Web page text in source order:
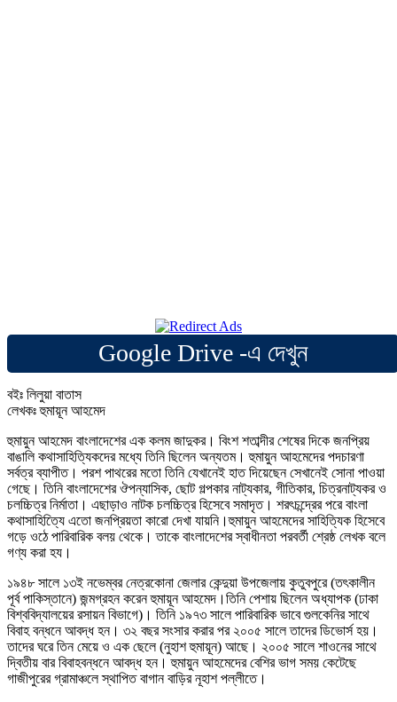
Google Drive -এ দেখুন
বইঃ লিলুয়া বাতাস
লেখকঃ হুমায়ূন আহমেদ
হুমায়ুন আহমেদ বাংলাদেশের এক কলম জাদুকর। বিংশ শতাব্দীর শেষের দিকে জনপ্রিয়
বাঙালি কথাসাহিত্যিকদের মধ্যে তিনি ছিলেন অন্যতম। হুমায়ুন আহমেদের পদচারণা
সর্বত্র ব্যাপীত। পরশ পাথরের মতো তিনি যেখানেই হাত দিয়েছেন সেখানেই সোনা পাওয়া
গেছে। তিনি বাংলাদেশের ঔপন্যাসিক, ছোট গল্পকার নাট্যকার, গীতিকার, চিত্রনাট্যকর ও
চলচ্চিত্র নির্মাতা। এছাড়াও নাটক চলচ্চিত্র হিসেবে সমাদৃত। শরৎচন্দ্রের পরে বাংলা
কথাসাহিত্যিে এতো জনপ্রিয়তা কারো দেখা যায়নি।হুমায়ুন আহমেদের সাহিত্যিক হিসেবে
গড়ে ওঠে পারিবারিক বলয় থেকে। তাকে বাংলাদেশের স্বাধীনতা পরবর্তী শ্রেষ্ঠ লেখক বলে
গণ্য করা হয।
১৯৪৮ সালে ১৩ই নভেম্বর নেত্রকোনা জেলার কেন্দুয়া উপজেলায় কুতুবপুরে (তৎকালীন
পূর্ব পাকিস্তানে) জন্মগ্রহন করেন হুমায়ূন আহমেদ।তিনি পেশায় ছিলেন অধ্যাপক (ঢাকা
বিশ্ববিদ্যালয়ের রসায়ন বিভাগে)। তিনি ১৯৭৩ সালে পারিবারিক ভাবে গুলকেনির সাথে
বিবাহ বন্ধনে আবদ্ধ হন। ৩২ বছর সংসার করার পর ২০০৫ সালে তাদের ডিভোর্স হয়।
তাদের ঘরে তিন মেয়ে ও এক ছেলে (নুহাশ হুমায়ূন) আছে। ২০০৫ সালে শাওনের সাথে
দ্বিতীয় বার বিবাহবন্ধনে আবদ্ধ হন। হুমায়ুন আহমেদের বেশির ভাগ সময় কেটেছে
গাজীপুরের গ্রামাঞ্চলে স্থাপিত বাগান বাড়ির নূহাশ পল্লীতে।